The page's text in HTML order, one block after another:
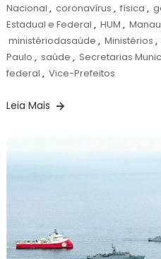
Nacional , coronavírus , física ,
Estadual e Federal , HUM ,
ministériodasaúde , Ministérios ,
Paulo , saúde , Secretarias
federal , Vice-Prefeitos
Leia Mais